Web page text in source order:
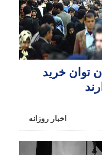
توان خرید
اخبار روزانه